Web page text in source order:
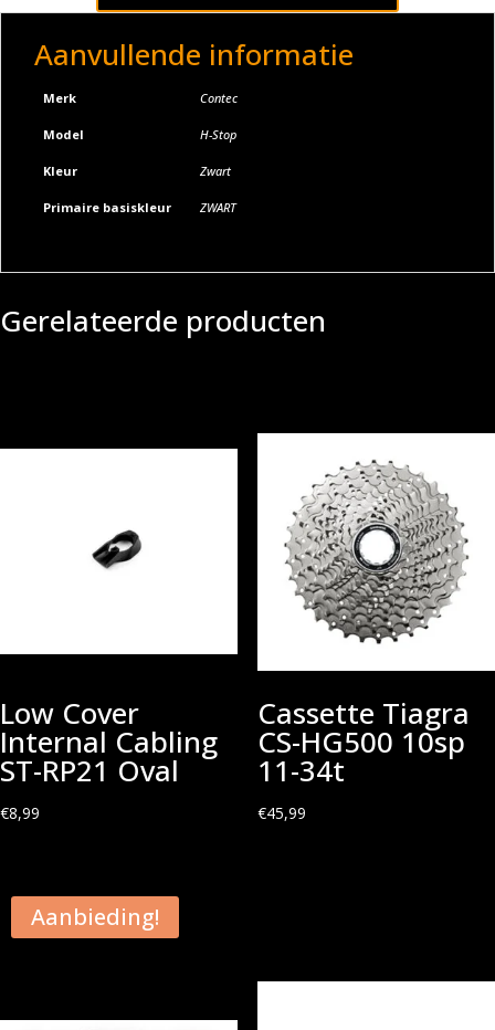
Aanvullende informatie
Merk Contec
Model H-Stop
Kleur Zwart
Primaire basiskleur ZWART
Gerelateerde producten
Low Cover
Internal Cabling
ST-RP21 Oval
€8,99
Cassette Tiagra
CS-HG500 10sp
11-34t
€45,99
Aanbieding!